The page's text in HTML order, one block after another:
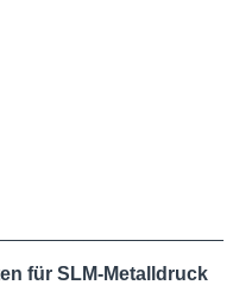
für SLM-Metalldruck